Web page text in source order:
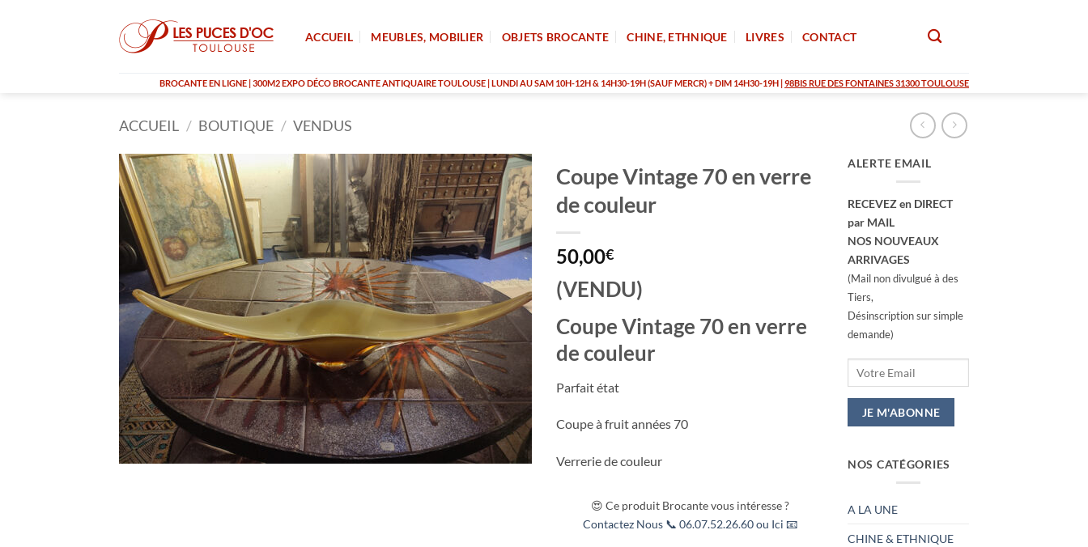
ACCUEIL MEUBLES, MOBILIER OBJETS BROCANTE CHINE, ETHNIQUE LIVRES CONTACT
BROCANTE EN LIGNE | 300M2 EXPO DÉCO BROCANTE ANTIQUAIRE TOULOUSE | LUNDI AU SAM 10H-12H & 14H30-19H (SAUF MERCR) + DIM 14H30-19H |98BIS RUE DES FONTAINES 31300 TOULOUSE
ACCUEIL / BOUTIQUE / VENDUS
Coupe Vintage 70 en verre
de couleur
50,00€
(VENDU)
Coupe Vintage 70 en verre
de couleur
Parfait état
Coupe à fruit années 70
Verrerie de couleur
😍 Ce produit Brocante vous intéresse ?
Contactez Nous 📞 06.07.52.26.60 ou Ici 📧
ALERTE EMAIL
RECEVEZ en DIRECT
par MAIL
NOS NOUVEAUX
ARRIVAGES
(Mail non divulgué à des
Tiers,
Désinscription sur simple
demande)
NOS CATÉGORIES
A LA UNE
CHINE & ETHNIQUE